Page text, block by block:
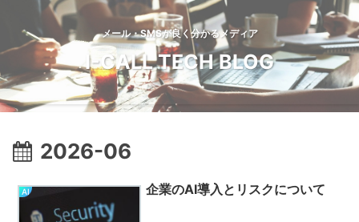
メール・SMSが良く分かるメディア
I-CALL TECH BLOG
2026-06
AI 企業のAI導入とリスクについて